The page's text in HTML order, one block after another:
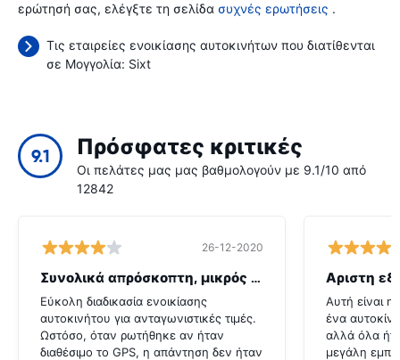
ερώτησή σας, ελέγξτε τη σελίδα συχνές ερωτήσεις .
Τις εταιρείες ενοικίασης αυτοκινήτων που διατίθενται
σε Μογγολία: Sixt
9.1 Πρόσφατες κριτικές
Οι πελάτες μας μας βαθμολογούν με 9.1/10 από
12842
26-12-2020
Συνολικά απρόσκοπτη, μικρός λόξυγκας
Εύκολη διαδικασία ενοικίασης
αυτοκινήτου για ανταγωνιστικές τιμές.
Ωστόσο, όταν ρωτήθηκε αν ήταν
διαθέσιμο το GPS, η απάντηση δεν ήταν
Αριστη
Αυτή είναι
ένα
αλλά όλα
μεγάλη